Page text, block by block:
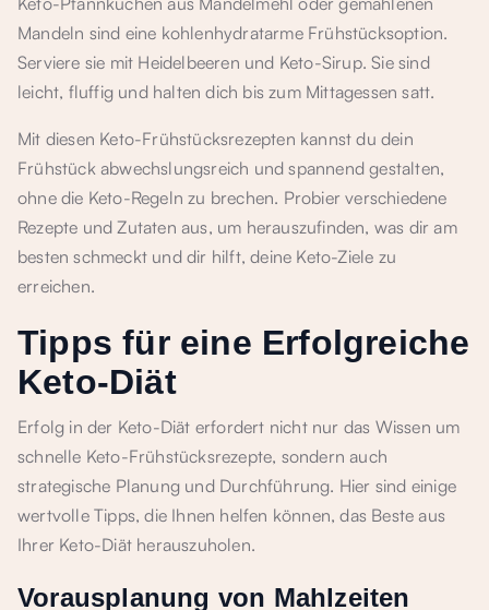
Mandeln sind eine kohlenhydratarme Frühstücksoption.
Serviere sie mit Heidelbeeren und Keto-Sirup. Sie sind
leicht, fluffig und halten dich bis zum Mittagessen satt.
Mit diesen Keto-Frühstücksrezepten kannst du dein
Frühstück abwechslungsreich und spannend gestalten,
ohne die Keto-Regeln zu brechen. Probier verschiedene
Rezepte und Zutaten aus, um herauszufinden, was dir am
besten schmeckt und dir hilft, deine Keto-Ziele zu
erreichen.
Tipps für eine Erfolgreiche
Keto-Diät
Erfolg in der Keto-Diät erfordert nicht nur das Wissen um
schnelle Keto-Frühstücksrezepte, sondern auch
strategische Planung und Durchführung. Hier sind einige
wertvolle Tipps, die Ihnen helfen können, das Beste aus
Ihrer Keto-Diät herauszuholen.
Vorausplanung von Mahlzeiten